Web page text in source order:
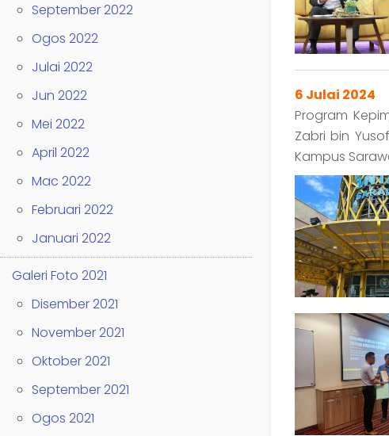
September 2022
Ogos 2022
Julai 2022
Jun 2022
Mei 2022
April 2022
Mac 2022
Februari 2022
Januari 2022
Galeri Foto 2021
Disember 2021
November 2021
Oktober 2021
September 2021
Ogos 2021
6 Julai 2024
Program
Zabri bin
Kampus